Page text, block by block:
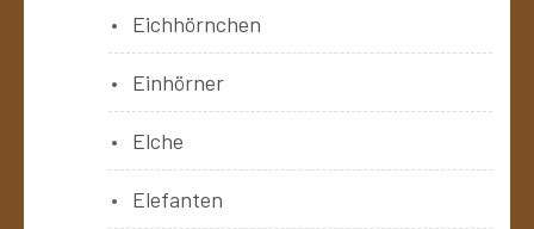
Eichhörnchen
Einhörner
Elche
Elefanten